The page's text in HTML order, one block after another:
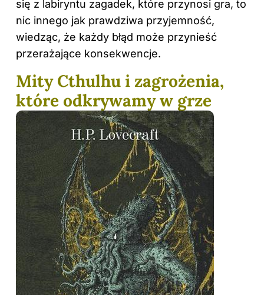
się z labiryntu zagadek, które przynosi gra, to
nic innego jak prawdziwa przyjemność,
wiedząc, że każdy błąd może przynieść
przerażające konsekwencje.
Mity Cthulhu i zagrożenia,
które odkrywamy w grze